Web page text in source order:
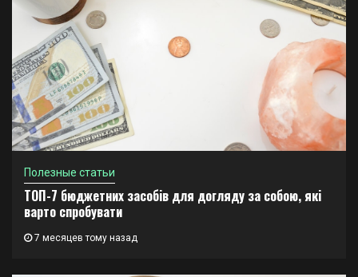
Полезные статьи
ТОП-7 бюджетних засобів для догляду за собою, які
варто спробувати
7 месяцев тому назад